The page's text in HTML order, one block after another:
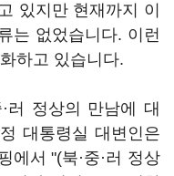
있지만 현재까지 이
는 없었습니다. 이런
하고 있습니다.
러 정상의 만남에 대
대통령실 대변인은
에서 "(북·중·러 정상